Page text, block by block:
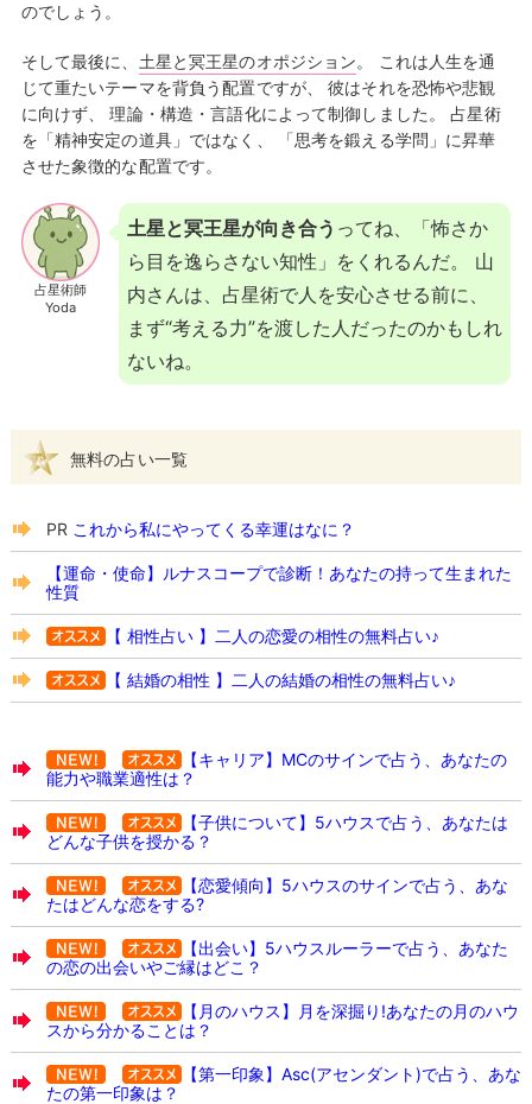
のでしょう。
そして最後に、 土星と冥王星のオポジション。 これは人生を通
じて重たいテーマを背負う配置ですが、 彼はそれを恐怖や悲観
に向けず、 理論・構造・言語化によって制御しました。 占星術
を「精神安定の道具」ではなく、 「思考を鍛える学問」に昇華
させた象徴的な配置です。
占星術師
Yoda
土星と冥王星が向き合う ってね、「怖さか
ら目を逸らさない知性」をくれるんだ。 山
内さんは、占星術で人を安心させる前に、
まず“考える力”を渡した人だったのかもしれ
ないね。
無料の占い一覧
PR これから私にやってくる幸運はなに？
【運命・使命】ルナスコープで診断！あなたの持って生まれた
性質
【 相性占い 】二人の恋愛の相性の無料占い♪
【 結婚の相性 】二人の結婚の相性の無料占い♪
【キャリア】MCのサインで占う、あなたの
能力や職業適性は？
【子供について】5ハウスで占う、あなたは
どんな子供を授かる？
【恋愛傾向】5ハウスのサインで占う、あな
たはどんな恋をする?
【出会い】5ハウスルーラーで占う、あなた
の恋の出会いやご縁はどこ？
【月のハウス】月を深掘り!あなたの月のハウ
スから分かることは？
【第一印象】Asc(アセンダント)で占う、あな
たの第一印象は？